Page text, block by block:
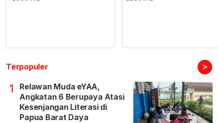
Terpopuler >
1
Relawan Muda eYAA,
Angkatan 6 Berupaya Atasi
Kesenjangan Literasi di
Papua Barat Daya